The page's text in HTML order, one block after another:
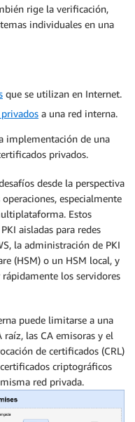
rige la verificación,
individuales en una
que se utilizan en Internet.
a una red interna.
implementación de una
privados.
desde la perspectiva
especialmente
Estos
aisladas para redes
la administración de PKI
(HSM) o un HSM local, y
los servidores
puede limitarse a una
las CA emisoras y el
de certificados (CRL)
criptográficos
red privada.